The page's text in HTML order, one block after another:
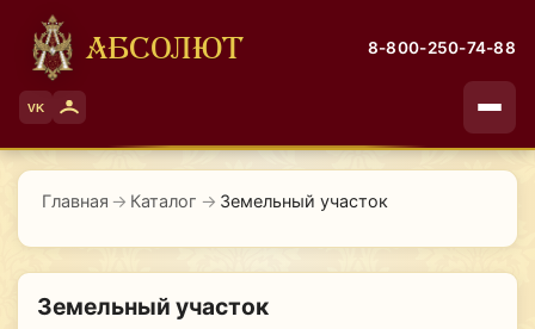
АБСОЛЮТ 8-800-250-74-88
VK
Главная → Каталог → Земельный участок
Земельный участок